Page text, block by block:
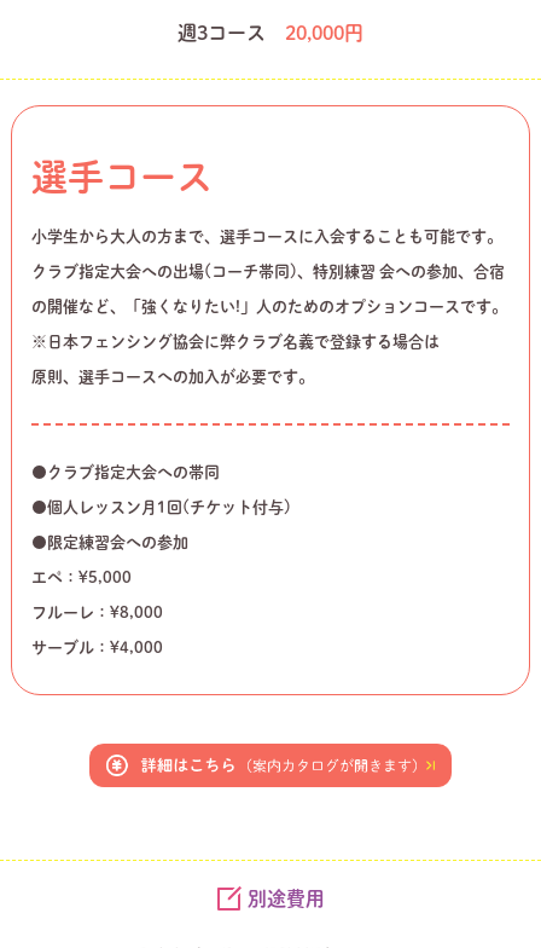
週3コース 20,000円
選手コース
小学生から大人の方まで、選手コースに入会することも可能です。
クラブ指定大会への出場(コーチ帯同)、特別練習 会への参加、合宿
の開催など、「強くなりたい!」人のためのオプションコースです。
※日本フェンシング協会に弊クラブ名義で登録する場合は
原則、選手コースへの加入が必要です。
●クラブ指定大会への帯同
●個人レッスン月1回(チケット付与)
●限定練習会への参加
エペ：¥5,000
フルーレ：¥8,000
サーブル：¥4,000
別途費用